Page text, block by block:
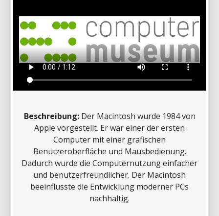
Beschreibung:Der Macintosh wurde 1984 von
Apple vorgestellt. Er war einer der ersten
Computer mit einer grafischen
Benutzeroberfläche und Mausbedienung.
Dadurch wurde die Computernutzung einfacher
und benutzerfreundlicher. Der Macintosh
beeinflusste die Entwicklung moderner PCs
nachhaltig.